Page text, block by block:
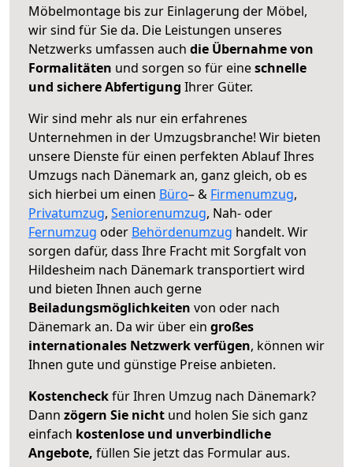
Möbelmontage bis zur Einlagerung der Möbel,
wir sind für Sie da. Die Leistungen unseres
Netzwerks umfassen auch die Übernahme von
Formalitäten und sorgen so für eineschnelle
und sichere Abfertigung Ihrer Güter.
Wir sind mehr als nur ein erfahrenes
Unternehmen in der Umzugsbranche! Wir bieten
unsere Dienste für einen perfekten Ablauf Ihres
Umzugs nach Dänemark an, ganz gleich, ob es
sich hierbei um einen Büro– & Firmenumzug,
Privatumzug, Seniorenumzug, Nah- oder
Fernumzug oder Behördenumzug handelt. Wir
sorgen dafür, dass Ihre Fracht mit Sorgfalt von
Hildesheim nach Dänemark transportiert wird
und bieten Ihnen auch gerne
Beiladungsmöglichkeiten von oder nach
Dänemark an. Da wir über ein großes
internationales Netzwerk verfügen, können wir
Ihnen gute und günstige Preise anbieten.
Kostencheckfür Ihren Umzug nach Dänemark?
Dann zögern Sie nicht und holen Sie sich ganz
einfach kostenlose und unverbindliche
Angebote, füllen Sie jetzt das Formular aus.